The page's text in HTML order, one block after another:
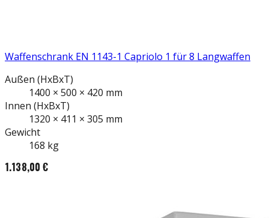
Waffenschrank EN 1143-1 Capriolo 1 für 8 Langwaffen
Außen (HxBxT)
1400 × 500 × 420 mm
Innen (HxBxT)
1320 × 411 × 305 mm
Gewicht
168 kg
1.138,00 €